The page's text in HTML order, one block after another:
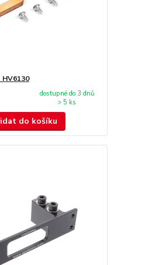
dostupné do 3 dnů
> 5 ks
do košíku